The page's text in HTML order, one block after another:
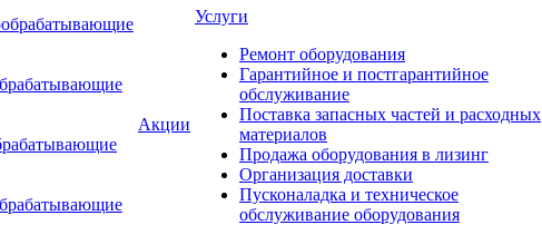
Акции
Услуги
Ремонт оборудования
Гарантийное и постгарантийное
обслуживание
Поставка запасных частей и расходных
материалов
Продажа оборудования в лизинг
Организация доставки
Пусконаладка и техническое
обслуживание оборудования